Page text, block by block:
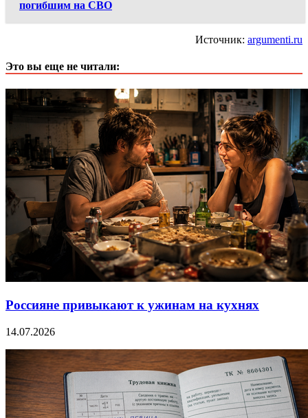
погибшим на СВО
Источник: argumenti.ru
Это вы еще не читали:
Россияне привыкают к ужинам на кухнях
14.07.2026